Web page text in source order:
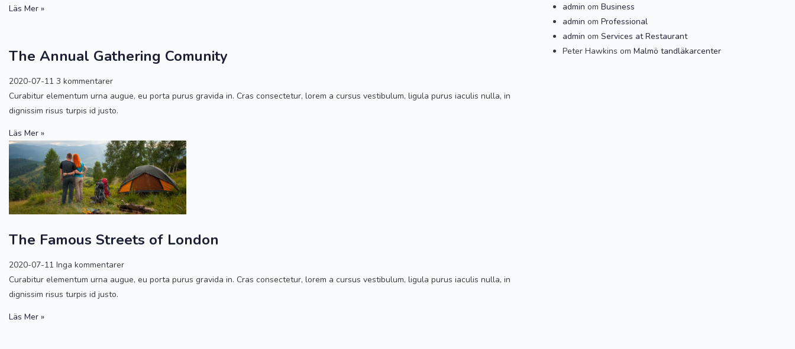
Läs Mer »
The Annual Gathering Comunity
2020-07-11 3 kommentarer
Curabitur elementum urna augue, eu porta purus gravida in. Cras consectetur, lorem a cursus vestibulum, ligula purus iaculis nulla, in
dignissim risus turpis id justo.
Läs Mer »
The Famous Streets of London
2020-07-11 Inga kommentarer
Curabitur elementum urna augue, eu porta purus gravida in. Cras consectetur, lorem a cursus vestibulum, ligula purus iaculis nulla, in
dignissim risus turpis id justo.
Läs Mer »
admin omBusiness
admin omProfessional
admin omServices at Restaurant
Peter Hawkins omMalmö tandläkarcenter